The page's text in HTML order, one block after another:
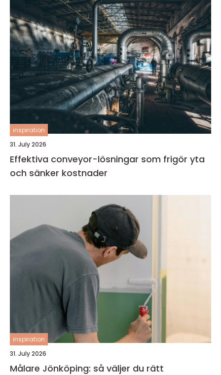
inspiration
31. July 2026
Effektiva conveyor-lösningar som frigör yta
och sänker kostnader
inspiration
31. July 2026
Målare Jönköping: så väljer du rätt